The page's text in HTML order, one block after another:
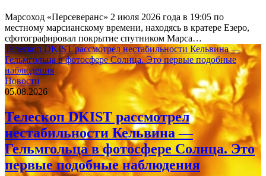
Марсоход «Персеверанс» 2 июля 2026 года в 19:05 по
местному марсианскому времени, находясь в кратере Езеро,
сфотографировал покрытие спутником Марса…
Телескоп DKIST рассмотрел нестабильности Кельвина —
Гельмгольца в фотосфере Солнца. Это первые подобные
наблюдения
Новости
05.08.2026
Телескоп DKIST рассмотрел
нестабильности Кельвина —
Гельмгольца в фотосфере Солнца. Это
первые подобные наблюдения